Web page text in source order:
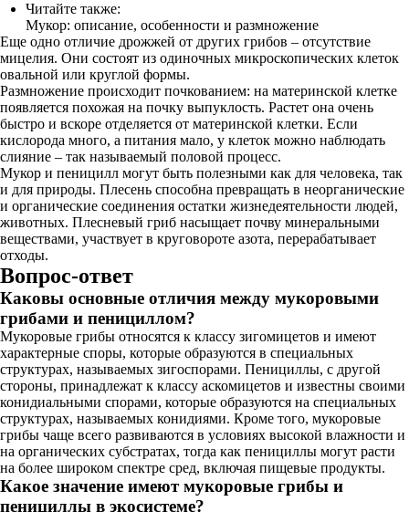
Читайте также:
Мукор: описание, особенности и размножение
Еще одно отличие дрожжей от других грибов – отсутствие
мицелия. Они состоят из одиночных микроскопических клеток
овальной или круглой формы.
Размножение происходит почкованием: на материнской клетке
появляется похожая на почку выпуклость. Растет она очень
быстро и вскоре отделяется от материнской клетки. Если
кислорода много, а питания мало, у клеток можно наблюдать
слияние – так называемый половой процесс.
Мукор и пеницилл могут быть полезными как для человека, так
и для природы. Плесень способна превращать в неорганические
и органические соединения остатки жизнедеятельности людей,
животных. Плесневый гриб насыщает почву минеральными
веществами, участвует в круговороте азота, перерабатывает
отходы.
Вопрос-ответ
Каковы основные отличия между мукоровыми
грибами и пенициллом?
Мукоровые грибы относятся к классу зигомицетов и имеют
характерные споры, которые образуются в специальных
структурах, называемых зигоспорами. Пенициллы, с другой
стороны, принадлежат к классу аскомицетов и известны своими
конидиальными спорами, которые образуются на специальных
структурах, называемых конидиями. Кроме того, мукоровые
грибы чаще всего развиваются в условиях высокой влажности и
на органических субстратах, тогда как пенициллы могут расти
на более широком спектре сред, включая пищевые продукты.
Какое значение имеют мукоровые грибы и
пенициллы в экосистеме?